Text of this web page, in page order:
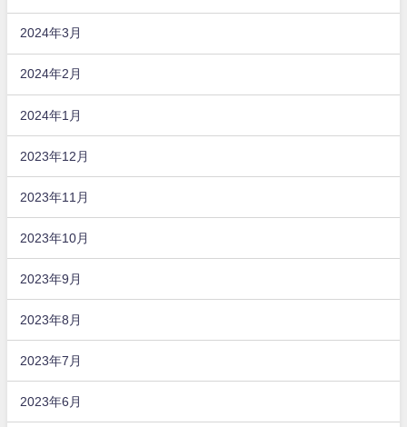
2024年3月
2024年2月
2024年1月
2023年12月
2023年11月
2023年10月
2023年9月
2023年8月
2023年7月
2023年6月